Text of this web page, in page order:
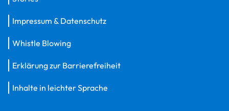
Impressum & Datenschutz
Whistle Blowing
Erklärung zur Barrierefreiheit
Inhalte in leichter Sprache